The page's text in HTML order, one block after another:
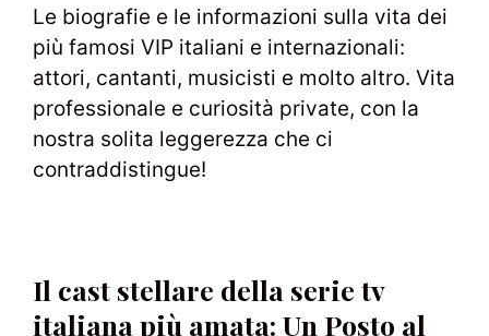
Le biografie e le informazioni sulla vita dei
più famosi VIP italiani e internazionali:
attori, cantanti, musicisti e molto altro. Vita
professionale e curiosità private, con la
nostra solita leggerezza che ci
contraddistingue!
Il cast stellare della serie tv
italiana più amata: Un Posto al